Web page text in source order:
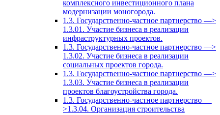
комплексного инвестиционного плана
модернизации моногорода.
1.3. Государственно-частное партнерство —>
1.3.01. Участие бизнеса в реализации
инфраструктурных проектов.
1.3. Государственно-частное партнерство —>
1.3.02. Участие бизнеса в реализации
социальных проектов города.
1.3. Государственно-частное партнерство —>
1.3.03. Участие бизнеса в реализации
проектов благоустройства города.
1.3. Государственно-частное партнерство —
>1.3.04. Организация строительства